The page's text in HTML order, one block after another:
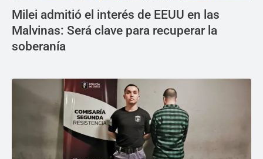
Milei admitió el interés de EEUU en las
Malvinas: Será clave para recuperar la
soberanía